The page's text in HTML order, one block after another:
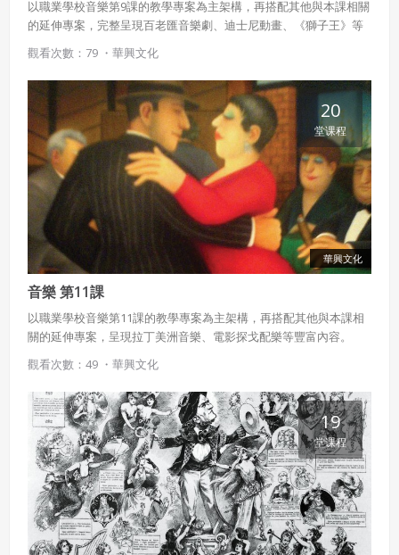
以職業學校音樂第9課的教學專案為主架構，再搭配其他與本課相關
的延伸專案，完整呈現百老匯音樂劇、迪士尼動畫、《獅子王》等
豐富內容。
觀看次數：79 ・ 華興文化
華興文化
20
堂课程
音樂 第11課
以職業學校音樂第11課的教學專案為主架構，再搭配其他與本課相
關的延伸專案，呈現拉丁美洲音樂、電影探戈配樂等豐富內容。
觀看次數：49 ・ 華興文化
19
堂课程
四、會員授權
會員享有其創作之衍生著作的著作權，但會員同意吉寶系統
本條約定不因本合約終止而失效。
五、聲明保證
會員聲明並保證會員於使用本系統時創作、上傳或張貼的著
作物，會員享有所有權或經合法授權。
如會員違反前項約定致吉寶系統公司遭追訴、請求或求償
者，吉寶系統公司應立即通知會員，必要時本系統得移除爭
議內容。會員應協助相關程序並負擔吉寶系統公司因此所生
六、終止
本合約。
本合約終止後，會員不得對吉寶系統公司主張任何費用、補
償或賠償。
七、合意管轄
雙方合意專以臺灣臺北地方法院為第一審管轄法
院。